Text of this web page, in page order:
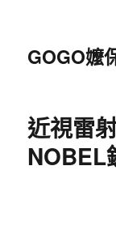
GOGO嬤
近視雷
NOBEL